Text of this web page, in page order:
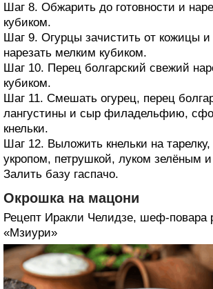
Шаг 8. Обжарить до готовности и
кубиком.
Шаг 9. Огурцы зачистить от кожицы
нарезать мелким кубиком.
Шаг 10. Перец болгарский свежий
кубиком.
Шаг 11. Смешать огурец, перец
лангустины и сыр филадельфию,
кнельки.
Шаг 12. Выложить кнельки на тарелку,
укропом, петрушкой, луком зелёным
Залить базу гаспачо.
Окрошка на мацони
Рецепт Иракли Челидзе, шеф-повара
«Мзиури»